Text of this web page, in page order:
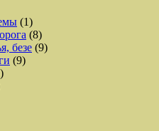
(1)
(8)
безе (9)
(9)